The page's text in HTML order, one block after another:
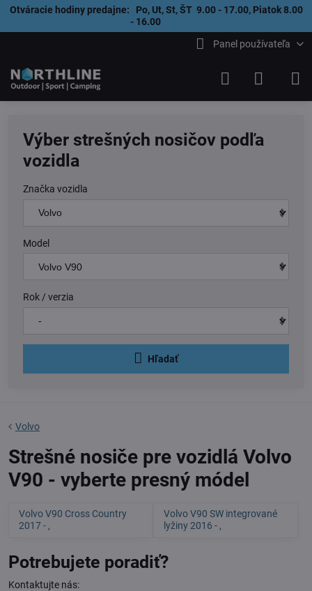
Otváracie hodiny predajne: Po, Ut, St, ŠT 9.00 - 17.00, Piatok 8.00
- 16.00
Panel používateľa
Výber strešných nosičov podľa
vozidla
Značka vozidla
Model
Rok / verzia
Hľadať
Volvo
Strešné nosiče pre vozidlá Volvo
V90 - vyberte presný módel
Volvo V90 Cross Country
2017 - ,
Volvo V90 SW integrované
lyžiny 2016 - ,
Potrebujete poradiť?
Kontaktujte nás: